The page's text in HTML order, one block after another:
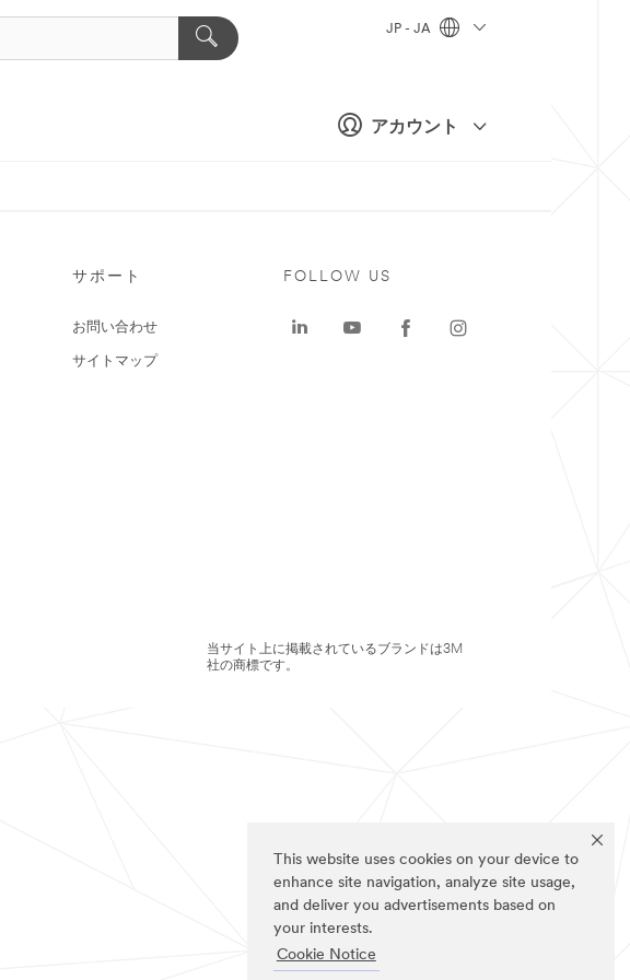
This website uses cookies on your device to
enhance site navigation, analyze site usage,
and deliver you advertisements based on
your interests.
Cookie Notice
アカウント
JP - JA
サポート
お問い合わせ
サイトマップ
FOLLOW US
当サイト上に掲載されているブランドは3M
社の商標です。